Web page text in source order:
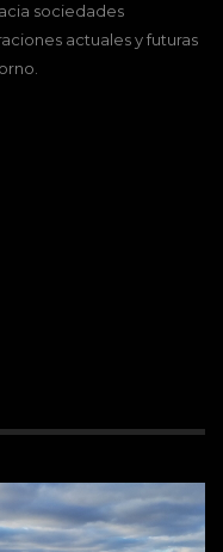
sociedades
actuales y futuras